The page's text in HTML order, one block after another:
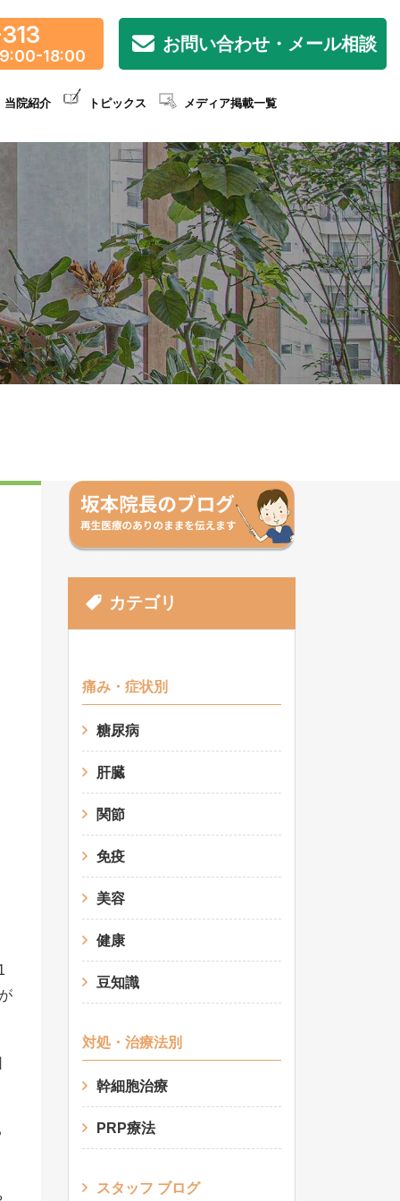
9:00-18:00
お問い合わせ・メール相談
当院紹介 トピックス メディア掲載一覧
カテゴリ
痛み・症状別
糖尿病
肝臓
関節
免疫
美容
健康
豆知識
対処・治療法別
幹細胞治療
PRP療法
スタッフ ブログ